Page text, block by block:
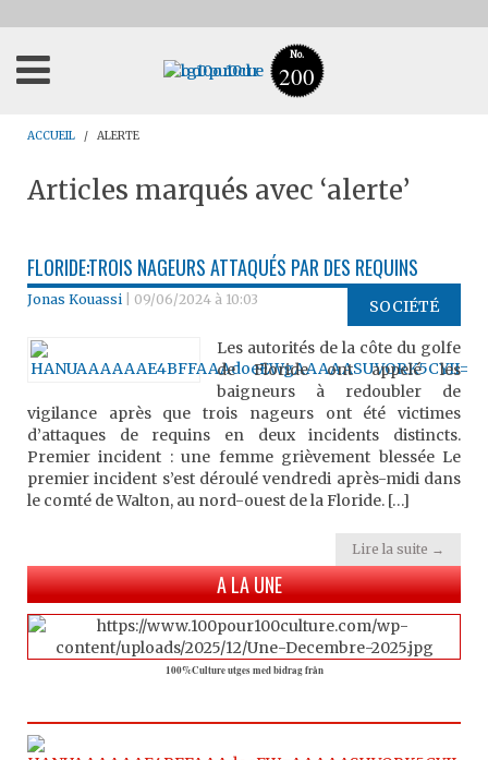
No.
200
ACCUEIL ALERTE
Articles marqués avec ‘alerte’
FLORIDE:TROIS NAGEURS ATTAQUÉS PAR DES REQUINS
Jonas Kouassi 09/06/2024 à 10:03 SOCIÉTÉ
Les autorités de la côte du golfe
de Floride ont appelé les
baigneurs à redoubler de
vigilance après que trois nageurs ont été victimes
d’attaques de requins en deux incidents distincts.
Premier incident : une femme grièvement blessée Le
premier incident s’est déroulé vendredi après-midi dans
le comté de Walton, au nord-ouest de la Floride. […]
Lire la suite →
A LA UNE
100%Culture utges med bidrag från